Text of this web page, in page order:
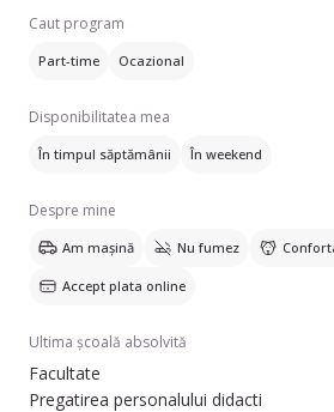
Caut program
Part-time Ocazional
Disponibilitatea mea
În timpul săptămânii În weekend
Despre mine
Am mașină Nu fumez
Accept plata online
Ultima școală absolvită
Facultate
Pregatirea personalului didacti